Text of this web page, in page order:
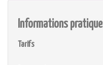
Informations
Tarifs